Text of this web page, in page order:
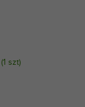
(1 szt)